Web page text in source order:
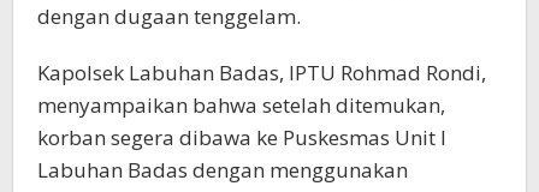
dengan dugaan tenggelam.
Kapolsek Labuhan Badas, IPTU Rohmad Rondi,
menyampaikan bahwa setelah ditemukan,
korban segera dibawa ke Puskesmas Unit I
Labuhan Badas dengan menggunakan